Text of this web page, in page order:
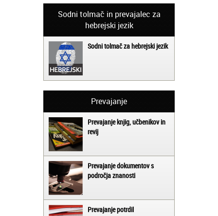
Sodni tolmač in prevajalec za
hebrejski jezik
Sodni tolmač za hebrejski jezik
Prevajanje
Prevajanje knjig, učbenikov in
revij
Prevajanje dokumentov s
področja znanosti
Prevajanje potrdil